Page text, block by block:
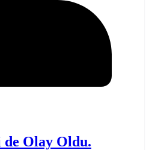
Olay Oldu.